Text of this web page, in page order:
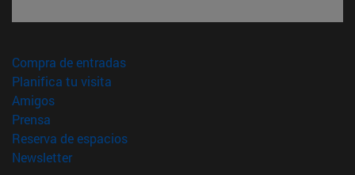
Compra de entradas(abre en nueva ventana)
Planifica tu visita
Amigos(abre en nueva ventana)
Prensa
Reserva de espacios(abre en nueva ventana)
Newsletter(abre en nueva ventana)